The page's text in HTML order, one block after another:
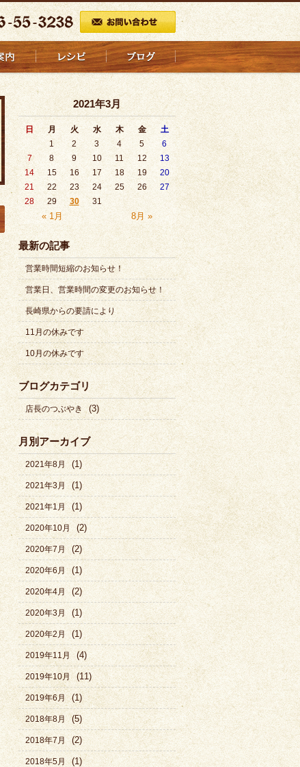
2021年3月
日 月 火 水 木 金 土
« 1月 8月 »
1 2 3 4 5
6
7
8 9 10 11 12
13
14
15 16 17 18 19
20
21
22 23 24 25 26
27
28
29 30 31
最新の記事
営業時間短縮のお知らせ！
営業日、営業時間の変更のお知らせ！
長崎県からの要請により
11月の休みです
10月の休みです
ブログカテゴリ
店長のつぶやき (3)
月別アーカイブ
2021年8月 (1)
2021年3月 (1)
2021年1月 (1)
2020年10月 (2)
2020年7月 (2)
2020年6月 (1)
2020年4月 (2)
2020年3月 (1)
2020年2月 (1)
2019年11月 (4)
2019年10月 (11)
2019年6月 (1)
2018年8月 (5)
2018年7月 (2)
2018年5月 (1)